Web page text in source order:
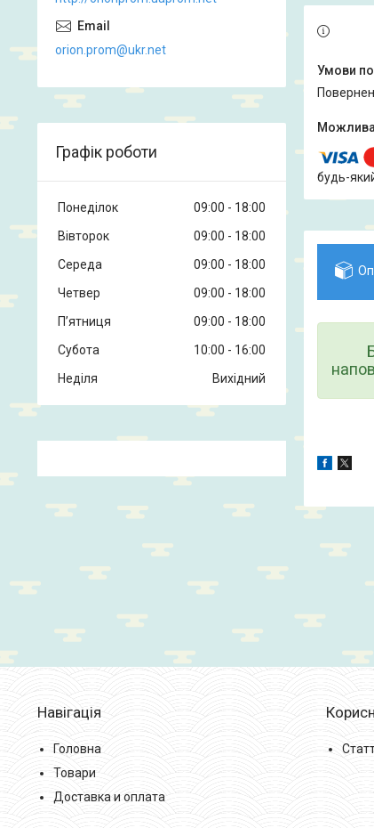
будь-
orion.prom@ukr.net
Графік роботи
Понеділок 09:00
18:00
Вівторок
09:00
18:00
Середа
09:00
18:00
Четвер
09:00
18:00
Пʼятниця
09:00
18:00
Субота
10:00
16:00
Неділя
Вихідний
Навігація
Головна
Товари
Доставка и оплата